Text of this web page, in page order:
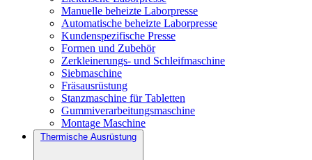
Manuelle beheizte Laborpresse
Automatische beheizte Laborpresse
Kundenspezifische Presse
Formen und Zubehör
Zerkleinerungs- und Schleifmaschine
Siebmaschine
Fräsausrüstung
Stanzmaschine für Tabletten
Gummiverarbeitungsmaschine
Montage Maschine
Thermische Ausrüstung